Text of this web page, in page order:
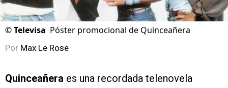
©Televisa Póster promocional de Quinceañera
Por Max Le Rose
Quinceañera es una recordada telenovela